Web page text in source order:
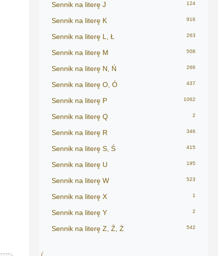
Sennik na literę J 124
Sennik na literę K 916
Sennik na literę L, Ł 263
Sennik na literę M 508
Sennik na literę N, Ń 266
Sennik na literę O, Ó 437
Sennik na literę P 1062
Sennik na literę Q 2
Sennik na literę R 346
Sennik na literę S, Ś 415
Sennik na literę U 195
Sennik na literę W 523
Sennik na literę X 1
Sennik na literę Y 2
Sennik na literę Z, Ź, Ż 542